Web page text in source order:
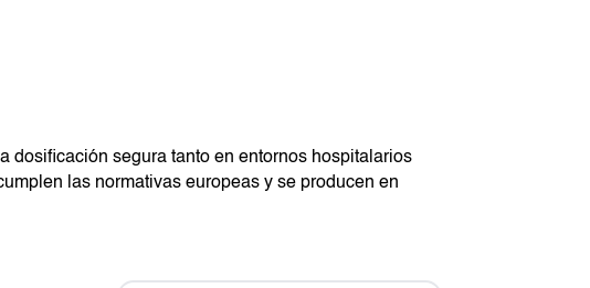
dosificación segura tanto en entornos hospitalarios
las normativas europeas y se producen en